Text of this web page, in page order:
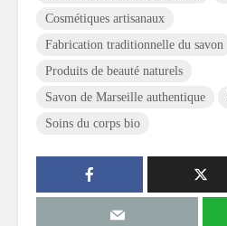
Cosmétiques artisanaux
Fabrication traditionnelle du savon
Produits de beauté naturels
Savon de Marseille authentique
Soins du corps bio